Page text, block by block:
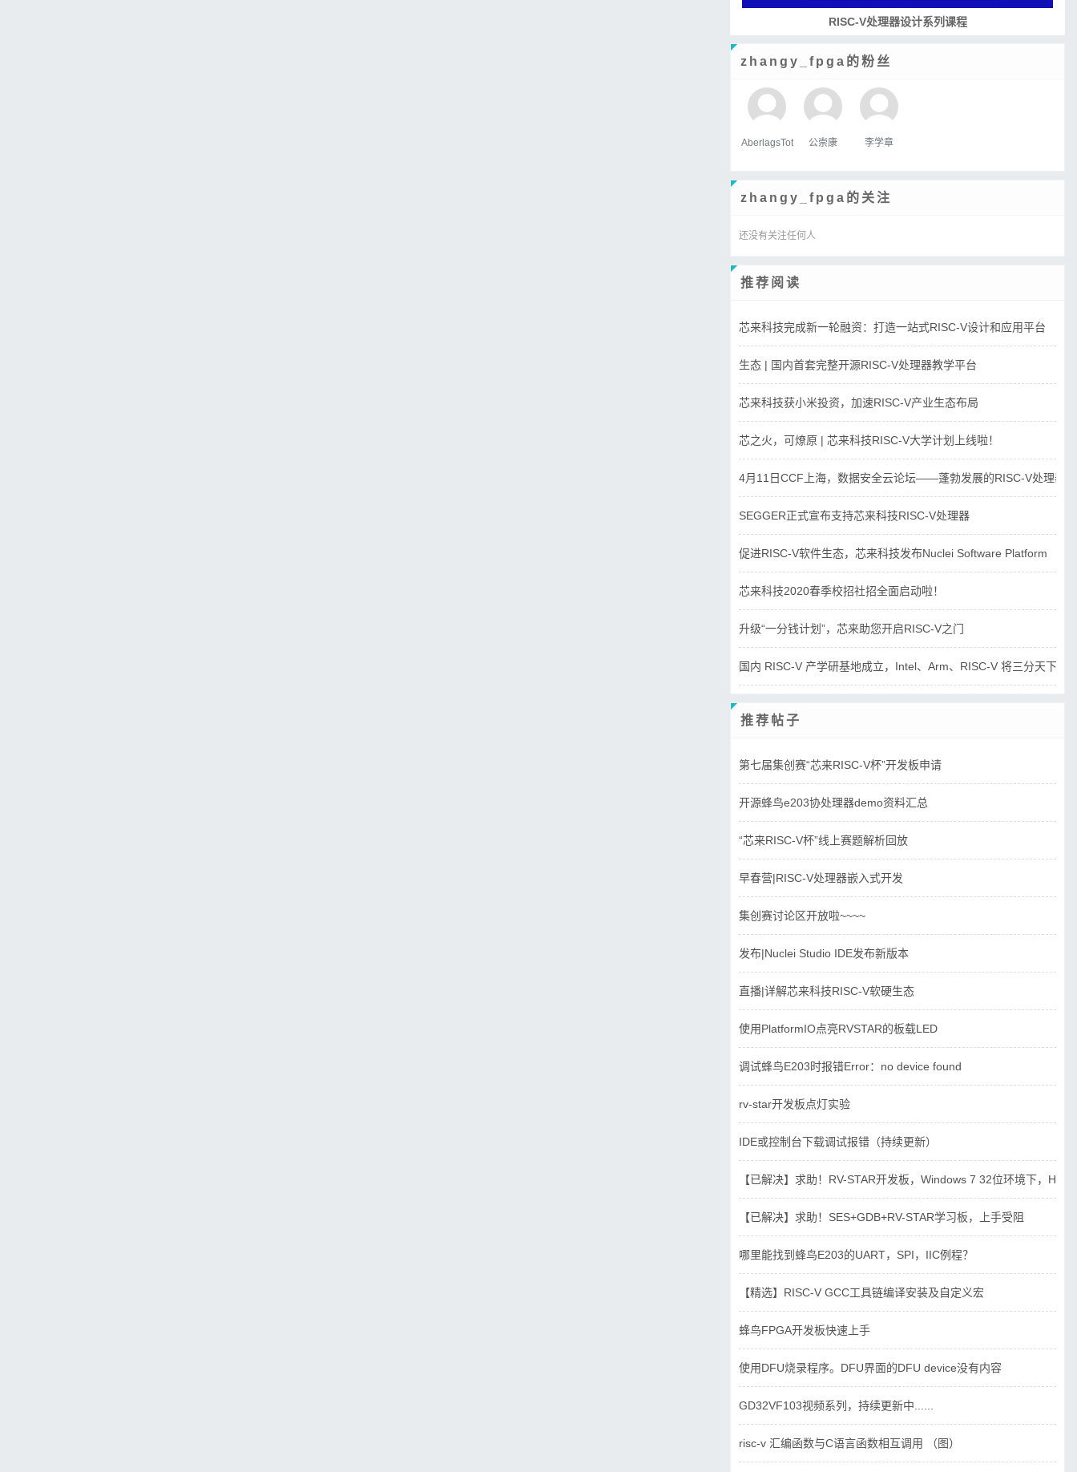
RISC-V处理器设计系列课程
zhangy_fpga的粉丝
AberlagsTot 公崇康 李学章
zhangy_fpga的关注
还没有关注任何人
推荐阅读
芯来科技完成新一轮融资：打造一站式RISC-V设计和应用平台
生态 | 国内首套完整开源RISC-V处理器教学平台
芯来科技获小米投资，加速RISC-V产业生态布局
芯之火，可燎原 | 芯来科技RISC-V大学计划上线啦！
4月11日CCF上海，数据安全云论坛——蓬勃发展的RISC-V处理器
SEGGER正式宣布支持芯来科技RISC-V处理器
促进RISC-V软件生态，芯来科技发布Nuclei Software Platform
芯来科技2020春季校招社招全面启动啦！
升级“一分钱计划”，芯来助您开启RISC-V之门
国内 RISC-V 产学研基地成立，Intel、Arm、RISC-V 将三分天下？
推荐帖子
第七届集创赛“芯来RISC-V杯”开发板申请
开源蜂鸟e203协处理器demo资料汇总
“芯来RISC-V杯”线上赛题解析回放
早春营|RISC-V处理器嵌入式开发
集创赛讨论区开放啦~~~~
发布|Nuclei Studio IDE发布新版本
直播|详解芯来科技RISC-V软硬生态
使用PlatformIO点亮RVSTAR的板载LED
调试蜂鸟E203时报错Error：no device found
rv-star开发板点灯实验
IDE或控制台下载调试报错（持续更新）
【已解决】求助！RV-STAR开发板，Windows 7 32位环境下，
【已解决】求助！SES+GDB+RV-STAR学习板，上手受阻
哪里能找到蜂鸟E203的UART，SPI，IIC例程？
【精选】RISC-V GCC工具链编译安装及自定义宏
蜂鸟FPGA开发板快速上手
使用DFU烧录程序。DFU界面的DFU device没有内容
GD32VF103视频系列，持续更新中......
risc-v 汇编函数与C语言函数相互调用 （图）